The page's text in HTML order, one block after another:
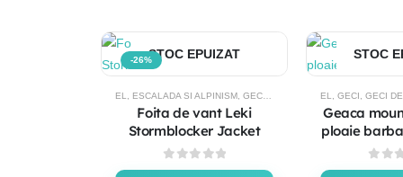
-26%STOC EPUIZAT
EL ESCALADA SI ALPINISM GECI IMBRACAMINTE
Foita de vant Leki
Stormblocker Jacket
0out of 5
STOC
EL GECI GECI
Geaca mountainbike de
ploaie barbati Scott
0